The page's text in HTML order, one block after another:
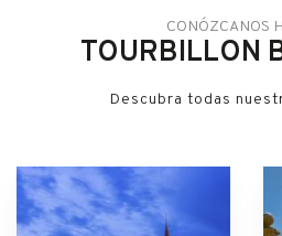
CONÓZCANOS
TOURBILLON
Descubra todas